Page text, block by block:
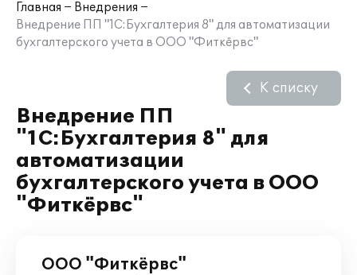
Главная
Внедрения
Внедрение ПП "1С:Бухгалтерия 8" для автоматизации
бухгалтерского учета в ООО "Фиткёрвс"
Внедрение ПП
"1С:Бухгалтерия 8" для
автоматизации
бухгалтерского учета в ООО
"Фиткёрвс"
К списку
ООО "Фиткёрвс"